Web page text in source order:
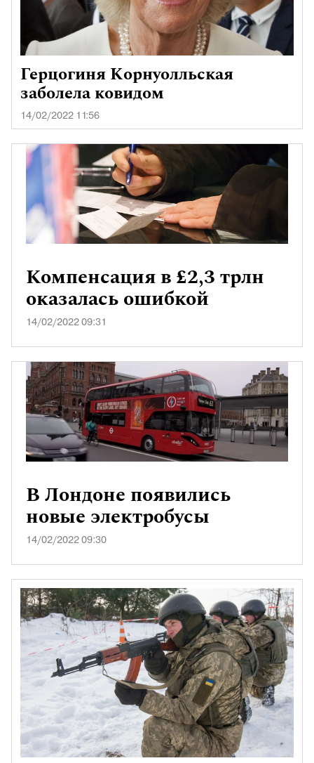
Герцогиня Корнуолльская
заболела ковидом
14/02/2022 11:56
Компенсация в £2,3 трлн
оказалась ошибкой
14/02/2022 09:31
В Лондоне появились
новые электробусы
14/02/2022 09:30